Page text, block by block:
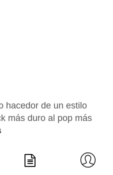
hacedor de un estilo
más duro al pop más